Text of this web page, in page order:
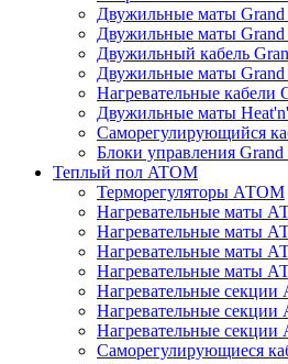
Двужильные маты
Двужильные маты
Двужильный кабель
Двужильные маты
Нагревательные кабели
Двужильные маты
Саморегулирующийся
Блоки управления Grand
Теплый пол ATOM
Терморегуляторы АТОМ
Нагревательные маты
Нагревательные маты
Нагревательные маты
Нагревательные маты
Нагревательные
Нагревательные
Нагревательные
Саморегулирующиеся